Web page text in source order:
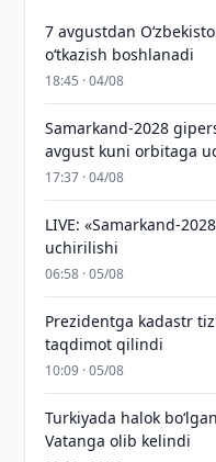
7 avgustdan
o‘tkazish boshlanadi
18:45 · 04/08
Samarkand-2028
avgust kuni orbitaga
17:37 · 04/08
LIVE: «Samarkand-
uchirilishi
06:58 · 05/08
Prezidentga kadastr
taqdimot qilindi
10:09 · 05/08
Turkiyada halok
Vatanga olib kelindi